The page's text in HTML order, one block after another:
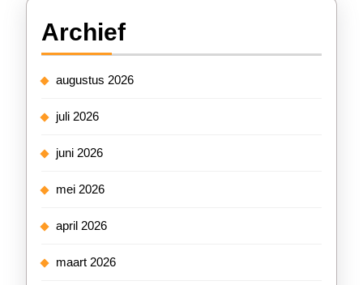
Archief
augustus 2026
juli 2026
juni 2026
mei 2026
april 2026
maart 2026